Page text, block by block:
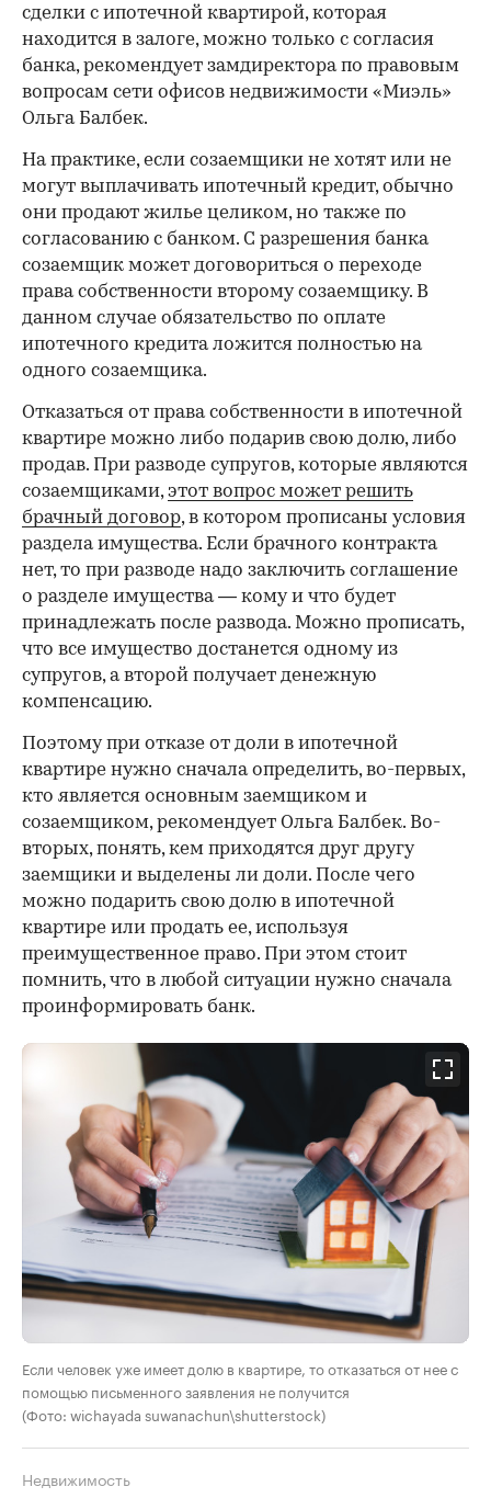
сделки с ипотечной квартирой, которая
находится в залоге, можно только с согласия
банка, рекомендует замдиректора по правовым
вопросам сети офисов недвижимости «Миэль»
Ольга Балбек.
На практике, если созаемщики не хотят или не
могут выплачивать ипотечный кредит, обычно
они продают жилье целиком, но также по
согласованию с банком. С разрешения банка
созаемщик может договориться о переходе
права собственности второму созаемщику. В
данном случае обязательство по оплате
ипотечного кредита ложится полностью на
одного созаемщика.
Отказаться от права собственности в ипотечной
квартире можно либо подарив свою долю, либо
продав. При разводе супругов, которые являются
созаемщиками,этот вопрос может решить
брачный договор, в котором прописаны условия
раздела имущества. Если брачного контракта
нет, то при разводе надо заключить соглашение
о разделе имущества — кому и что будет
принадлежать после развода. Можно прописать,
что все имущество достанется одному из
супругов, а второй получает денежную
компенсацию.
Поэтому при отказе от доли в ипотечной
квартире нужно сначала определить, во-первых,
кто является основным заемщиком и
созаемщиком, рекомендует Ольга Балбек. Во-
вторых, понять, кем приходятся друг другу
заемщики и выделены ли доли. После чего
можно подарить свою долю в ипотечной
квартире или продать ее, используя
преимущественное право. При этом стоит
помнить, что в любой ситуации нужно сначала
проинформировать банк.
Если человек уже имеет долю в квартире, то отказаться от нее с
помощью письменного заявления не получится
(Фото: wichayada suwanachun\shutterstock)
Недвижимость